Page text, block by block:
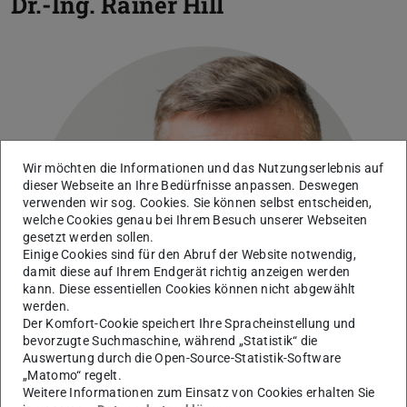
Wir möchten die Informationen und das Nutzungserlebnis auf
dieser Webseite an Ihre Bedürfnisse anpassen. Deswegen
verwenden wir sog. Cookies. Sie können selbst entscheiden,
welche Cookies genau bei Ihrem Besuch unserer Webseiten
gesetzt werden sollen.
Einige Cookies sind für den Abruf der Website notwendig,
damit diese auf Ihrem Endgerät richtig anzeigen werden
kann. Diese essentiellen Cookies können nicht abgewählt
werden.
Der Komfort-Cookie speichert Ihre Spracheinstellung und
bevorzugte Suchmaschine, während „Statistik“ die
Auswertung durch die Open-Source-Statistik-Software
„Matomo“ regelt.
Weitere Informationen zum Einsatz von Cookies erhalten Sie